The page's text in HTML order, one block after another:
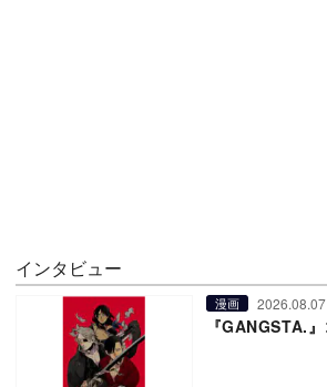
インタビュー
漫画 2026.08.07
『GANGSTA.